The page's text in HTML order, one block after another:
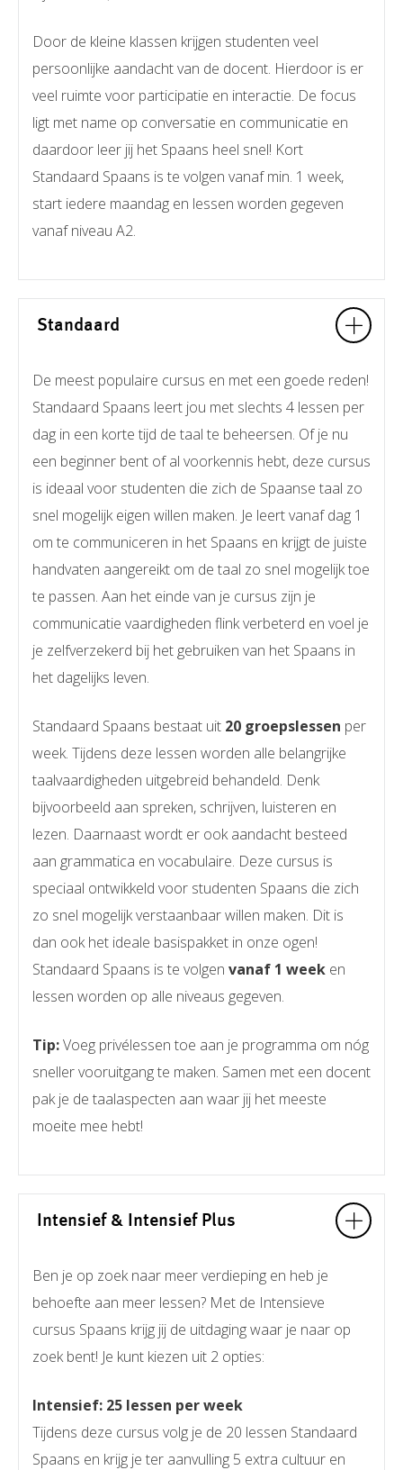
Door de kleine klassen krijgen studenten veel
persoonlijke aandacht van de docent. Hierdoor is er
veel ruimte voor participatie en interactie. De focus
ligt met name op conversatie en communicatie en
daardoor leer jij het Spaans heel snel! Kort
Standaard Spaans is te volgen vanaf min. 1 week,
start iedere maandag en lessen worden gegeven
vanaf niveau A2.
Standaard
De meest populaire cursus en met een goede reden!
Standaard Spaans leert jou met slechts 4 lessen per
dag in een korte tijd de taal te beheersen. Of je nu
een beginner bent of al voorkennis hebt, deze cursus
is ideaal voor studenten die zich de Spaanse taal zo
snel mogelijk eigen willen maken. Je leert vanaf dag 1
om te communiceren in het Spaans en krijgt de juiste
handvaten aangereikt om de taal zo snel mogelijk toe
te passen. Aan het einde van je cursus zijn je
communicatie vaardigheden flink verbeterd en voel je
je zelfverzekerd bij het gebruiken van het Spaans in
het dagelijks leven.
Standaard Spaans bestaat uit 20 groepslessen per
week. Tijdens deze lessen worden alle belangrijke
taalvaardigheden uitgebreid behandeld. Denk
bijvoorbeeld aan spreken, schrijven, luisteren en
lezen. Daarnaast wordt er ook aandacht besteed
aan grammatica en vocabulaire. Deze cursus is
speciaal ontwikkeld voor studenten Spaans die zich
zo snel mogelijk verstaanbaar willen maken. Dit is
dan ook het ideale basispakket in onze ogen!
Standaard Spaans is te volgen vanaf 1 week en
lessen worden op alle niveaus gegeven.
Tip:Voeg privélessen toe aan je programma om nóg
sneller vooruitgang te maken. Samen met een docent
pak je de taalaspecten aan waar jij het meeste
moeite mee hebt!
Intensief & Intensief Plus
Ben je op zoek naar meer verdieping en heb je
behoefte aan meer lessen? Met de Intensieve
cursus Spaans krijg jij de uitdaging waar je naar op
zoek bent! Je kunt kiezen uit 2 opties:
Intensief: 25 lessen per week
Tijdens deze cursus volg je de 20 lessen Standaard
Spaans en krijg je ter aanvulling 5 extra cultuur en